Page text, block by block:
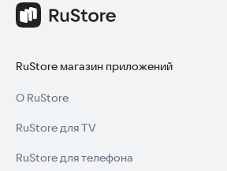
RuStore магазин приложений
О RuStore
RuStore для TV
RuStore для телефона